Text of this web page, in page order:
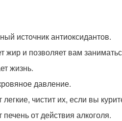
источник антиоксидантов.
жир и позволяет вам
жизнь.
давление.
чистит их, если вы
от действия алкоголя.